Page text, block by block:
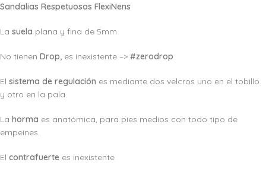
Sandalias Respetuosas FlexiNens
La suela plana y fina de 5mm
No tienen Drop, es inexistente –> #zerodrop
El sistema de regulación es mediante dos velcros uno en el tobillo
y otro en la pala.
La horma es anatómica, para pies medios con todo tipo de
empeines.
El contrafuerte es inexistente